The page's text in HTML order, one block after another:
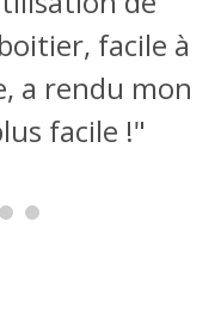
facile à
a rendu mon
facile !"